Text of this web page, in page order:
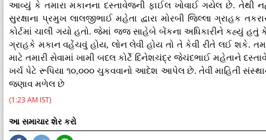
આવ્યું કે તમારા મકાનના દસ્તાવેજની ફાઈલ ખોવાઈ ગયેલ છે. તેથી
સુરક્ષાના પ્રમુખ લાલજીભાઈ મહેતા દ્વારા મોરબી જિલ્લા ગ્રાહક
કોર્ટમાં ચાલી ગયો હતો. જેમાં જજ સાહેબે બેંકના અધિકારીને કહ્યું
ગ્રાહકે મકાન વહેંચવું હોય, લોન લેવી હોય તો તે કેવી રીતે લઈ શકે.
માટે તમારી સેવામાં ખામી બદલ કોર્ટે દિનેશચંદ્ર જેચંદભાઈ મહેતાને
ખર્ચ પેટે રૂપિયા ૧૦,૦૦૦ ચુકવવાનો આદેશ આપેલ છે. તેવી માહિતી
જણાવ મળેલ છે
(1:23 AM IST)
આ સમાચાર શેર કરો